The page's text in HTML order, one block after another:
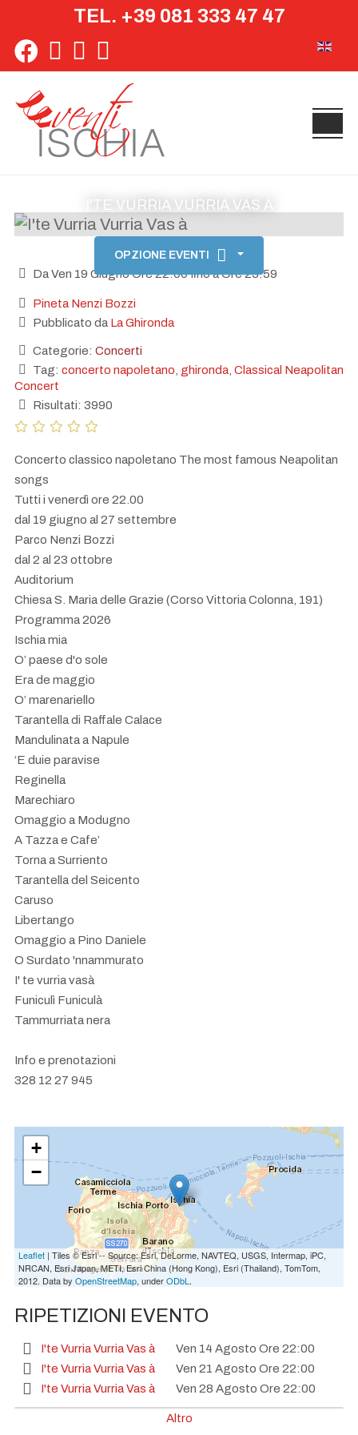
TEL. +39 081 333 47 47
I'TE VURRIA VURRIA VAS À
OPZIONE EVENTI
Da Ven 19 Giugno Ore 22:00 fino a Ore 23:59
Pineta Nenzi Bozzi
Pubblicato da La Ghironda
Categorie: Concerti
Tag: concerto napoletano ghironda Classical Neapolitan
Concert
Risultati: 3990
Concerto classico napoletano The most famous Neapolitan
songs
Tutti i venerdì ore 22.00
dal 19 giugno al 27 settembre
Parco Nenzi Bozzi
dal 2 al 23 ottobre
Auditorium
Chiesa S. Maria delle Grazie (Corso Vittoria Colonna, 191)
Programma 2026
Ischia mia
O’ paese d'o sole
Era de maggio
O’ marenariello
Tarantella di Raffale Calace
Mandulinata a Napule
‘E duie paravise
Reginella
Marechiaro
Omaggio a Modugno
A Tazza e Cafe’
Torna a Surriento
Tarantella del Seicento
Caruso
Libertango
Omaggio a Pino Daniele
O Surdato 'nnammurato
I' te vurria vasà
Funiculì Funiculà
Tammurriata nera
Info e prenotazioni
328 12 27 945
+
−
Leaflet | Tiles © Esri -- Source: Esri, DeLorme, NAVTEQ, USGS, Intermap, iPC,
NRCAN, Esri Japan, METI, Esri China (Hong Kong), Esri (Thailand), TomTom,
2012. Data by OpenStreetMap, underODbL.
RIPETIZIONI EVENTO
I'te Vurria Vurria Vas à
Ven 14 Agosto Ore 22:00
I'te Vurria Vurria Vas à
Ven 21 Agosto Ore 22:00
I'te Vurria Vurria Vas à
Ven 28 Agosto Ore 22:00
I'te Vurria Vurria Vas à
Ven 04 Settembre Ore 22:00
Altro